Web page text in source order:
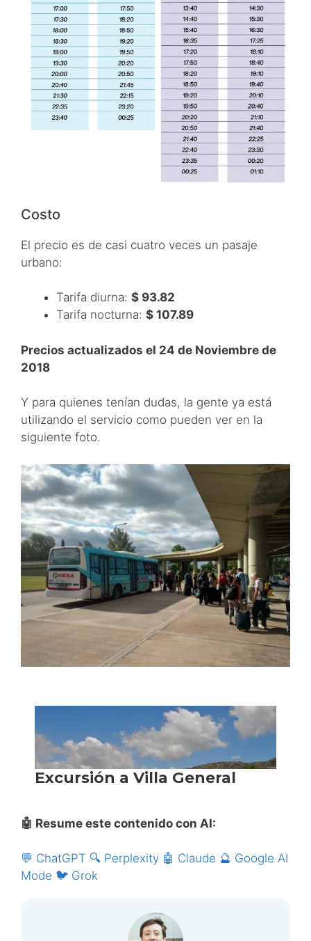
Costo
El precio es de casi cuatro veces un pasaje
urbano:
Tarifa diurna: $ 93.82
Tarifa nocturna: $ 107.89
Precios actualizados el 24 de Noviembre de
2018
Y para quienes tenían dudas, la gente ya está
utilizando el servicio como pueden ver en la
siguiente foto.
🤖 Resume este contenido con AI:
💬 ChatGPT 🔍 Perplexity 🤖 Claude 🔮 Google AI
Mode 🐦 Grok